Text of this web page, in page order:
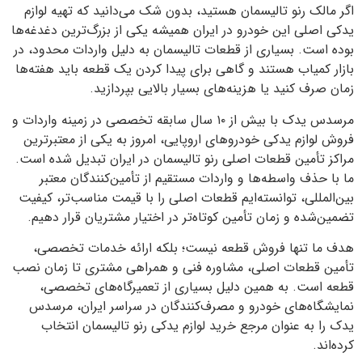
اگر مالک رنو تالیسمان هستید، بدون شک می‌دانید که تهیه لوازم
یدکی اصلی این خودرو در ایران همیشه یکی از بزرگ‌ترین دغدغه‌ها
بوده است. بسیاری از قطعات تالیسمان به دلیل واردات محدود، در
بازار کمیاب هستند و گاهی برای پیدا کردن یک قطعه باید هفته‌ها
زمان صرف کنید یا هزینه‌های بسیار بالایی بپردازید.
مرسدس یدک با بیش از ۱۰ سال سابقه تخصصی در زمینه واردات و
فروش لوازم یدکی خودروهای اروپایی، امروز به یکی از معتبرترین
مراکز تأمین قطعات اصلی رنو تالیسمان در ایران تبدیل شده است.
ما با حذف واسطه‌ها و واردات مستقیم از تأمین‌کنندگان معتبر
بین‌المللی، توانسته‌ایم قطعات اصلی را با قیمت مناسب‌تر، کیفیت
تضمین‌شده و زمان تأمین کوتاه‌تر در اختیار مشتریان قرار دهیم.
هدف ما تنها فروش قطعه نیست؛ بلکه ارائه خدمات تخصصی،
تأمین قطعات اصلی، مشاوره فنی و همراهی مشتری تا زمان نصب
قطعه است. به همین دلیل بسیاری از تعمیرگاه‌های تخصصی،
نمایشگاه‌های خودرو و مصرف‌کنندگان در سراسر ایران، مرسدس
یدک را به عنوان مرجع خرید لوازم یدکی رنو تالیسمان انتخاب
کرده‌اند.